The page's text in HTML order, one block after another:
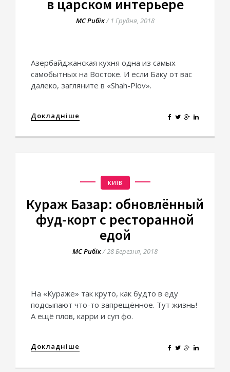
в царском интерьере
МС Рибік/ 1 Грудня, 2018
Азербайджанская кухня одна из самых
самобытных на Востоке. И если Баку от вас
далеко, загляните в «Shah-Plov».
Докладніше
КИЇВ
Кураж Базар: обновлённый
фуд-корт с ресторанной
едой
МС Рибік/28 Березня, 2018
На «Кураже» так круто, как будто в еду
подсыпают что-то запрещённое. Тут жизнь!
А ещё плов, карри и суп фо.
Докладніше